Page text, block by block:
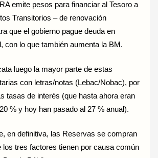
emite pesos para financiar al Tesoro a
Transitorios – de renovación
que el gobierno pague deuda en
con lo que también aumenta la BM.
luego la mayor parte de estas
con letras/notas (Lebac/Nobac), por
tasas de interés (que hasta ahora eran
% y hoy han pasado al 27 % anual).
en definitiva, las Reservas se compran
los tres factores tienen por causa común